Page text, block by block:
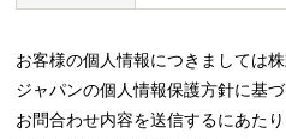
お客様の個人情報につきましては
ジャパンの個人情報保護方針に基
お問合わせ内容を送信するにあた